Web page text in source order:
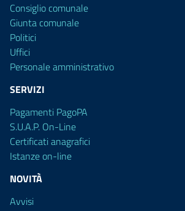
Consiglio comunale
Giunta comunale
Politici
Uffici
Personale amministrativo
SERVIZI
Pagamenti PagoPA
S.U.A.P. On-Line
Certificati anagrafici
Istanze on-line
NOVITÀ
Avvisi